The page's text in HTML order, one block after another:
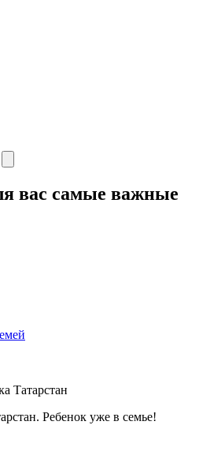
вас самые важные
Татарстан
Ребенок уже в семье!